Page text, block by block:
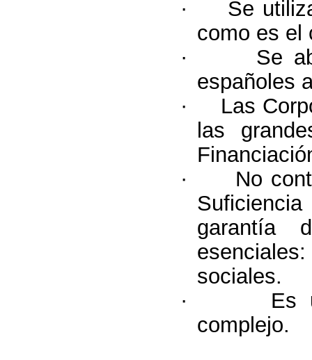
·
Se
como es el
·
Se
españoles
·
Las
las
·
No
garantía
sociales.
·
Es
complejo.